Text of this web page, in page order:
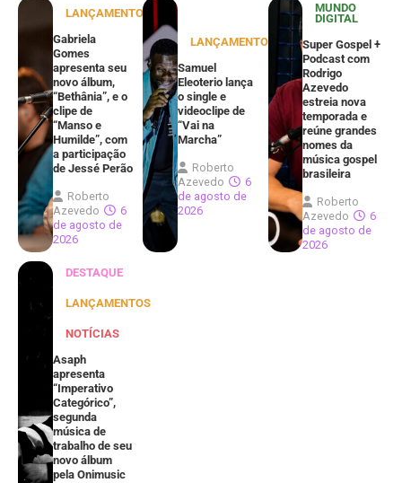
LANÇAMENTOS
Gabriela
Gomes
apresenta seu
novo álbum,
“Bethânia”, e o
clipe de
“Manso e
Humilde”, com
a participação
de Jessé Perão
Roberto
Azevedo
6
de agosto de
2026
LANÇAMENTOS
Samuel
Eleoterio lança
o single e
videoclipe de
“Vai na
Marcha”
Roberto
Azevedo
6
de agosto de
2026
MUNDO
DIGITAL
Super Gospel +
Podcast com
Rodrigo
Azevedo
estreia nova
temporada e
reúne grandes
nomes da
música gospel
brasileira
Roberto
Azevedo
6
de agosto de
2026
DESTAQUE
LANÇAMENTOS
NOTÍCIAS
Asaph
apresenta
“Imperativo
Categórico”,
segunda
música de
trabalho de seu
novo álbum
pela Onimusic